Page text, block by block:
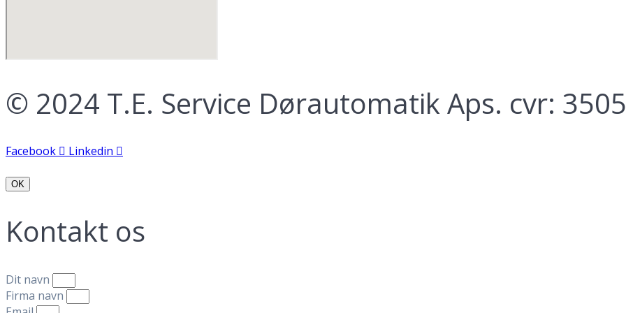
© 2024 T.E. Service Dørautomatik Aps. cvr:
Facebook Linkedin
OK
Kontakt os
Dit navn
Firma navn